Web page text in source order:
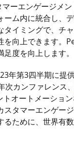
ーエンゲージメ
ーム内に統合し、
タイミングで、チ
を向上できます。
度を向上します。
年第3四半期に提
カンファレンス、
オートメーショ
スタマーエンゲー
ために、世界有